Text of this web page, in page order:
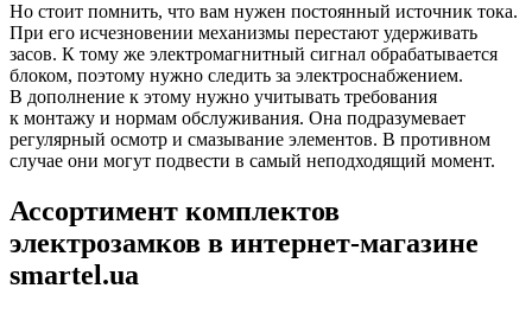
Но стоит помнить, что вам нужен постоянный источник тока.
При его исчезновении механизмы перестают удерживать
засов. К тому же электромагнитный сигнал обрабатывается
блоком, поэтому нужно следить за электроснабжением.
В дополнение к этому нужно учитывать требования
к монтажу и нормам обслуживания. Она подразумевает
регулярный осмотр и смазывание элементов. В противном
случае они могут подвести в самый неподходящий момент.
Ассортимент комплектов
электрозамков в интернет-магазине
smartel.ua